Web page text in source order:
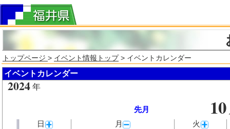
トップページ > イベント情報トップ> イベントカレンダー
イベントカレンダー
2024 年
先月 10
日 月 火